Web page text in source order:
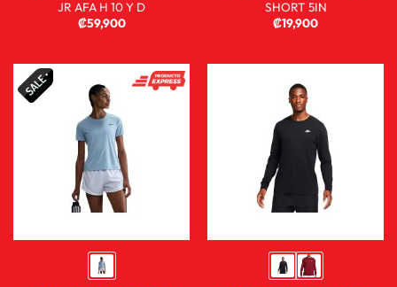
JR AFA H 10 Y D
₡59,900
SHORT 5IN
₡19,900